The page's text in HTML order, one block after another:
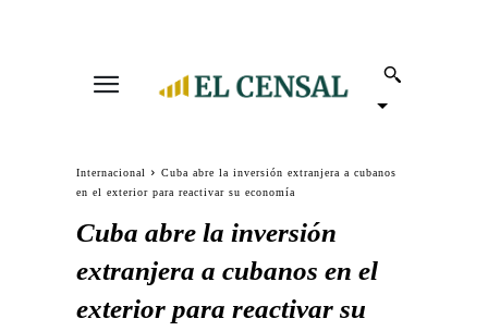
Internacional
Cuba abre la inversión extranjera a cubanos
en el exterior para reactivar su economía
Cuba abre la inversión
extranjera a cubanos en el
exterior para reactivar su